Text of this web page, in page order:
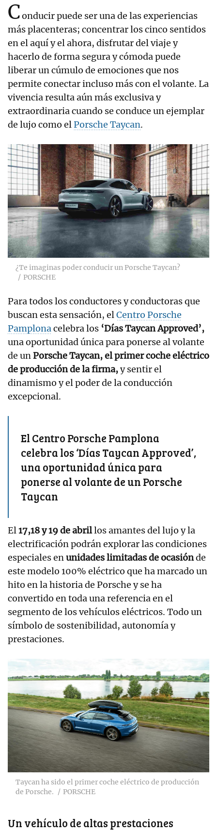
Conducir puede ser una de las experiencias
más placenteras; concentrar los cinco sentidos
en el aquí y el ahora, disfrutar del viaje y
hacerlo de forma segura y cómoda puede
liberar un cúmulo de emociones que nos
permite conectar incluso más con el volante. La
vivencia resulta aún más exclusiva y
extraordinaria cuando se conduce un ejemplar
de lujo como elPorsche Taycan.
¿Te imaginas poder conducir un Porsche Taycan?
PORSCHE
Para todos los conductores y conductoras que
buscan esta sensación, elCentro Porsche
Pamplonacelebra los ‘Días Taycan Approved’,
una oportunidad única para ponerse al volante
de unPorsche Taycan, el primer coche eléctrico
de producción de la firma,y sentir el
dinamismo y el poder de la conducción
excepcional.
El Centro Porsche Pamplona
celebra los ‘Días Taycan Approved’,
una oportunidad única para
ponerse al volante de un Porsche
Taycan
El17,18 y 19 de abrillos amantes del lujo y la
electrificación podrán explorar las condiciones
especiales enunidades limitadas de ocasiónde
este modelo 100% eléctrico que ha marcado un
hito en la historia de Porsche y se ha
convertido en toda una referencia en el
segmento de los vehículos eléctricos. Todo un
símbolo de sostenibilidad, autonomía y
prestaciones.
Taycan ha sido el primer coche eléctrico de producción
de Porsche.
PORSCHE
Un vehículo de altas prestaciones